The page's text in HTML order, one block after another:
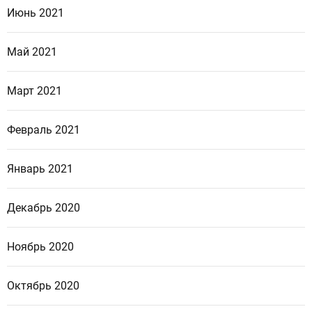
Июнь 2021
Май 2021
Март 2021
Февраль 2021
Январь 2021
Декабрь 2020
Ноябрь 2020
Октябрь 2020